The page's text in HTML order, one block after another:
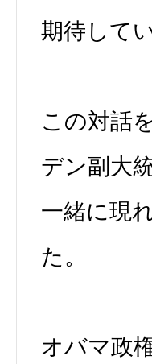
期待して
この対話
デン副大
一緒に現
た。
オバマ政